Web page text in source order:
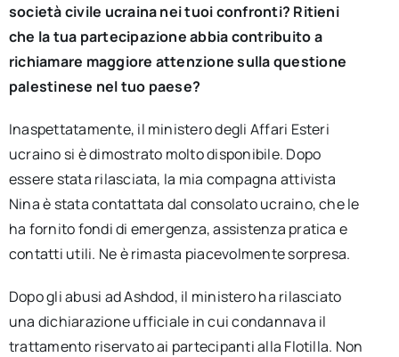
società civile ucraina nei tuoi confronti? Ritieni
che la tua partecipazione abbia contribuito a
richiamare maggiore attenzione sulla questione
palestinese nel tuo paese?
Inaspettatamente, il ministero degli Affari Esteri
ucraino si è dimostrato molto disponibile. Dopo
essere stata rilasciata, la mia compagna attivista
Nina è stata contattata dal consolato ucraino, che le
ha fornito fondi di emergenza, assistenza pratica e
contatti utili. Ne è rimasta piacevolmente sorpresa.
Dopo gli abusi ad Ashdod, il ministero ha rilasciato
una dichiarazione ufficiale in cui condannava il
trattamento riservato ai partecipanti alla Flotilla. Non